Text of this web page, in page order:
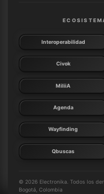
Interoperabilidad
Civok
MiliiA
Agenda
Wayfinding
Qbuscas
© 2026 Electronika. Todos los
Bogotá, Colombia